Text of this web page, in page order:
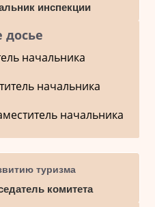
инспекции
досье
начальника
начальника
начальника
туризма
комитета